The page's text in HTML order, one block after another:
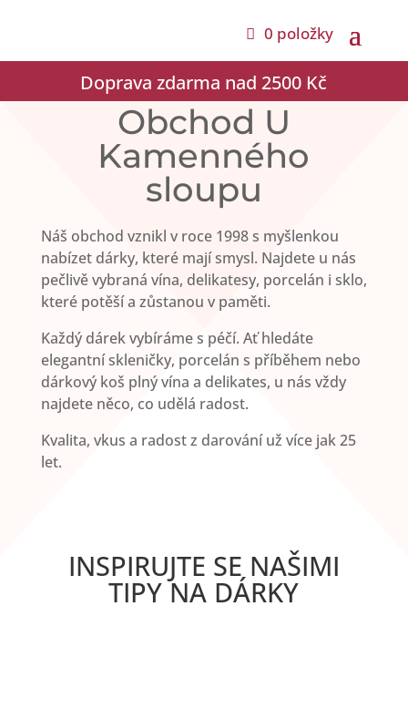
0 položky
Doprava zdarma nad 2500 Kč
Obchod U
Kamenného
sloupu
Náš obchod vznikl v roce 1998 s myšlenkou
nabízet dárky, které mají smysl. Najdete u nás
pečlivě vybraná vína, delikatesy, porcelán i sklo,
které potěší a zůstanou v paměti.
Každý dárek vybíráme s péčí. Ať hledáte
elegantní skleničky, porcelán s příběhem nebo
dárkový koš plný vína a delikates, u nás vždy
najdete něco, co udělá radost.
Kvalita, vkus a radost z darování už více jak 25
let.
INSPIRUJTE SE NAŠIMI
TIPY NA DÁRKY